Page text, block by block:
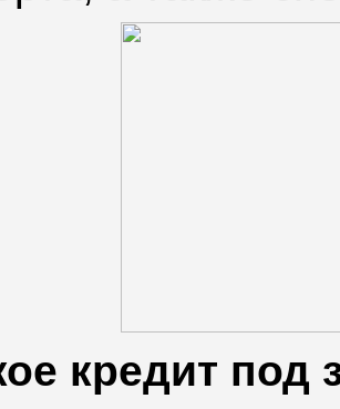
кредит под